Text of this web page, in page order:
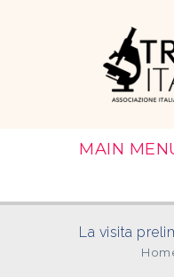
MAIN
La visita